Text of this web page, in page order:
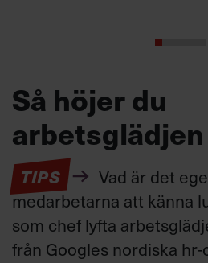
Så höjer du
arbetsglädjen
TIPS
Vad är det
medarbetarna att känna
som chef lyfta
från Googles nordiska hr-